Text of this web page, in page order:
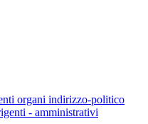
organi indirizzo-politico
- amministrativi